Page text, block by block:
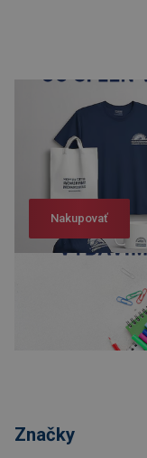
Nakupovať
Značky